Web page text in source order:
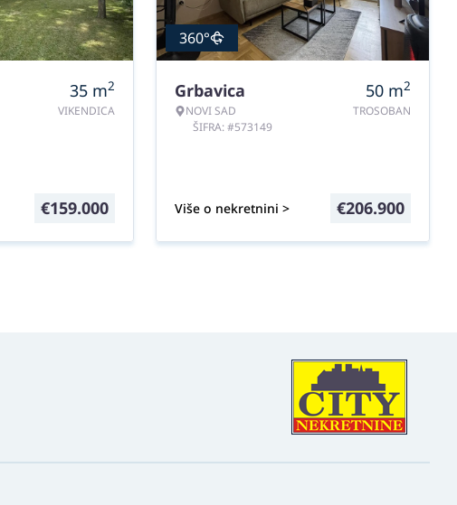
35 m2
VIKENDICA
€159.000
360°
Grbavica
NOVI SAD
ŠIFRA: #573149
50 m2
TROSOBAN
Više o nekretnini > €206.900